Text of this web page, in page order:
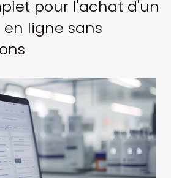
pour l'achat d'un
en ligne sans